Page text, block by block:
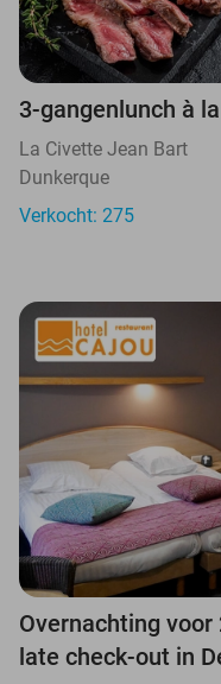
3-gangenlunch à
La Civette Jean Bart
Dunkerque
Verkocht: 275
Overnachting
late check-out in